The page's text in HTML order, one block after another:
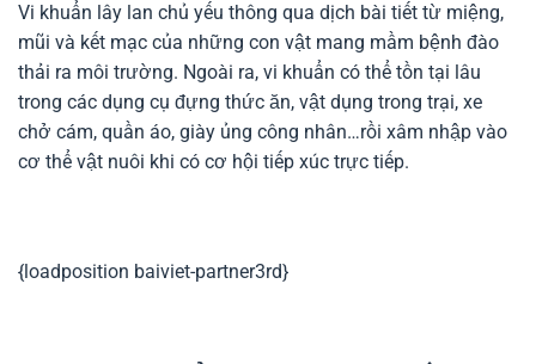
Vi khuẩn lây lan chủ yếu thông qua dịch bài tiết từ miệng,
mũi và kết mạc của những con vật mang mầm bệnh đào
thải ra môi trường. Ngoài ra, vi khuẩn có thể tồn tại lâu
trong các dụng cụ đựng thức ăn, vật dụng trong trại, xe
chở cám, quần áo, giày ủng công nhân…rồi xâm nhập vào
cơ thể vật nuôi khi có cơ hội tiếp xúc trực tiếp.
{loadposition baiviet-partner3rd}